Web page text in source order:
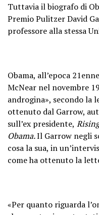
Tuttavia il biografo di
Premio Pulitzer David
professore alla stessa
Obama, all’epoca
McNear nel novembre
androgina», secondo la
ottenuto dal Garrow,
sull’ex presidente,
Obama.Il Garrow negli
cosa la sua, in
come ha ottenuto la
«Per quanto riguarda